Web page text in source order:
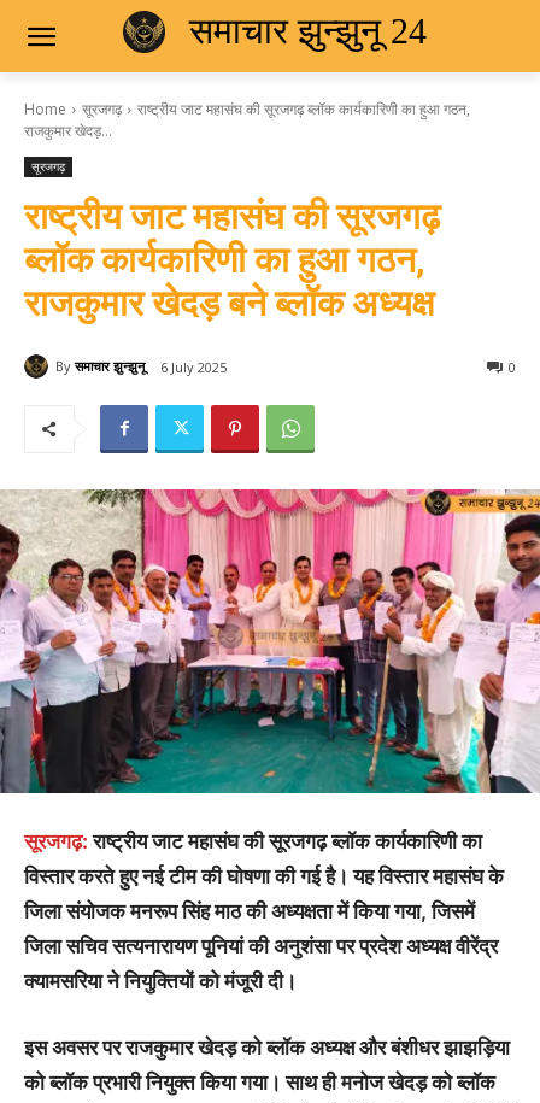
समाचार झुन्झुनू 24
Home सूरजगढ़
राष्ट्रीय जाट महासंघ की सूरजगढ़ ब्लॉक कार्यकारिणी का हुआ गठन,
राजकुमार खेदड़...
सूरजगढ़
राष्ट्रीय जाट महासंघ की सूरजगढ़
ब्लॉक कार्यकारिणी का हुआ गठन,
राजकुमार खेदड़ बने ब्लॉक अध्यक्ष
By समाचार झुन्झुनू 6 July 2025 0
सूरजगढ़: राष्ट्रीय जाट महासंघ की सूरजगढ़ ब्लॉक कार्यकारिणी का
विस्तार करते हुए नई टीम की घोषणा की गई है। यह विस्तार महासंघ के
जिला संयोजक मनरूप सिंह माठ की अध्यक्षता में किया गया, जिसमें
जिला सचिव सत्यनारायण पूनियां की अनुशंसा पर प्रदेश अध्यक्ष वीरेंद्र
क्यामसरिया ने नियुक्तियों को मंजूरी दी।
इस अवसर पर राजकुमार खेदड़ को ब्लॉक अध्यक्ष और बंशीधर झाझड़िया
को ब्लॉक प्रभारी नियुक्त किया गया। साथ ही मनोज खेदड़ को ब्लॉक